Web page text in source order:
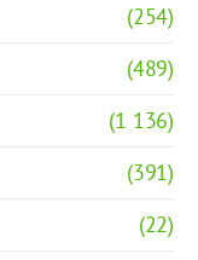
(254)
(489)
(1 136)
(391)
(22)